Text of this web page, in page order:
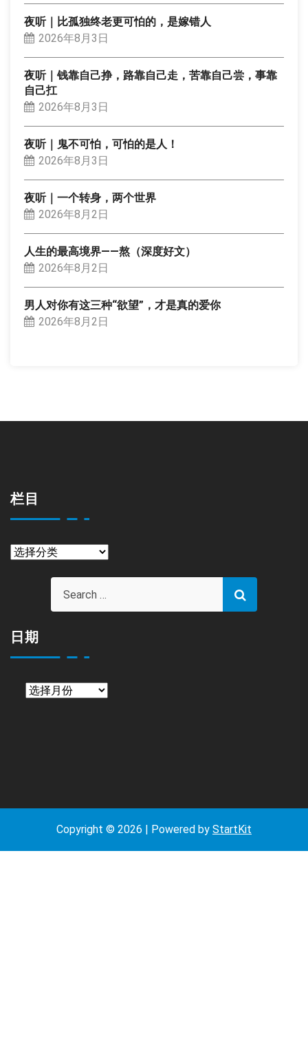
夜听｜比孤独终老更可怕的，是嫁错人
2026年8月3日
夜听｜钱靠自己挣，路靠自己走，苦靠自己尝，事靠
自己扛
2026年8月3日
夜听｜鬼不可怕，可怕的是人！
2026年8月3日
夜听｜一个转身，两个世界
2026年8月2日
人生的最高境界——熬（深度好文）
2026年8月2日
男人对你有这三种“欲望”，才是真的爱你
2026年8月2日
栏目
栏
日期
Copyright © 2026 | Powered by StartKit